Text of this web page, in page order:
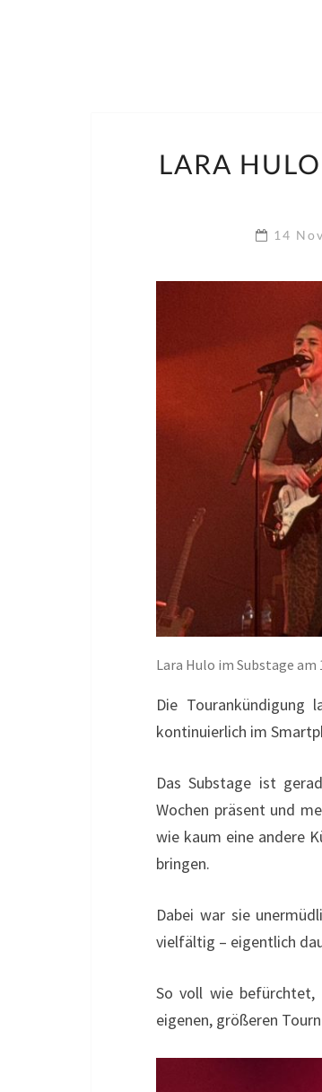
LARA
14
Lara Hulo im Substage am
Die
kontinuierlich im
Das Substage ist
Wochen präsent und
wie kaum eine andere
bringen.
Dabei war sie
vielfältig – eigentlich
So voll wie
eigenen, größeren